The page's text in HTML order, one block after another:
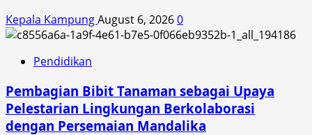
Kepala KampungAugust 6, 20260
Pendidikan
Pembagian Bibit Tanaman sebagai Upaya
Pelestarian Lingkungan Berkolaborasi
dengan Persemaian Mandalika